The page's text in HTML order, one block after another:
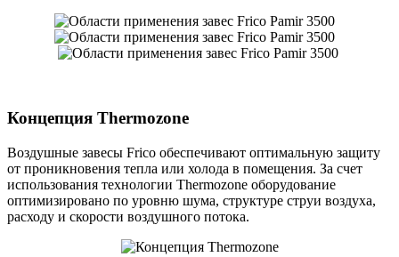
Концепция Thermozone
Воздушные завесы Frico обеспечивают оптимальную защиту
от проникновения тепла или холода в помещения. За счет
использования технологии Thermozone оборудование
оптимизировано по уровню шума, структуре струи воздуха,
расходу и скорости воздушного потока.